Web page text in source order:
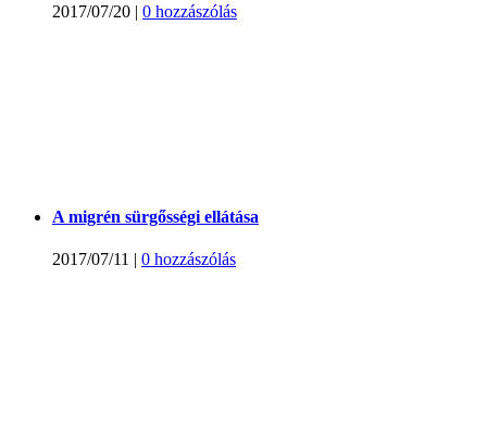
2017/07/20 | 0 hozzászólás
A migrén sürgősségi ellátása
2017/07/11 | 0 hozzászólás